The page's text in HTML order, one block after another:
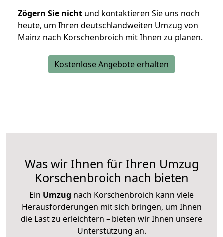
Zögern Sie nicht und kontaktieren Sie uns noch
heute, um Ihren deutschlandweiten Umzug von
Mainz nach Korschenbroich mit Ihnen zu planen.
Kostenlose Angebote erhalten
Was wir Ihnen für Ihren Umzug
Korschenbroich nach bieten
Ein Umzug nach Korschenbroich kann viele
Herausforderungen mit sich bringen, um Ihnen
die Last zu erleichtern – bieten wir Ihnen unsere
Unterstützung an.